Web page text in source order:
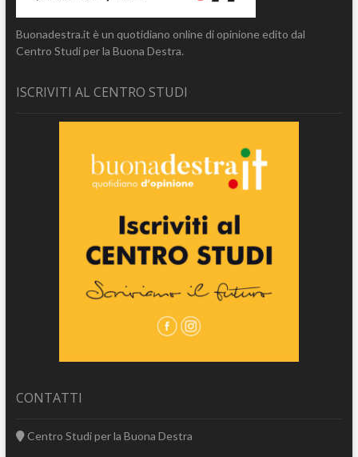
Buonadestra.it è un quotidiano online di opinione edito dal
Centro Studi per la Buona Destra.
ISCRIVITI AL CENTRO STUDI
CONTATTI
Centro Studi per la Buona Destra